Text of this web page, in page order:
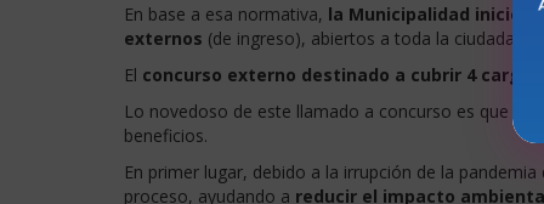
En base a esa normativa, la Municipalidad inició
externos (de ingreso), abiertos a toda la ciudadanía,
El concurso externo destinado a cubrir 4 cargos
Lo novedoso de este llamado a concurso es que
beneficios.
En primer lugar, debido a la irrupción de la
proceso, ayudando a reducir el impacto